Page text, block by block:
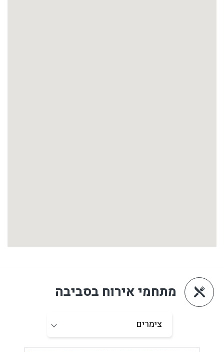
מתחמי אירוח בסביבה